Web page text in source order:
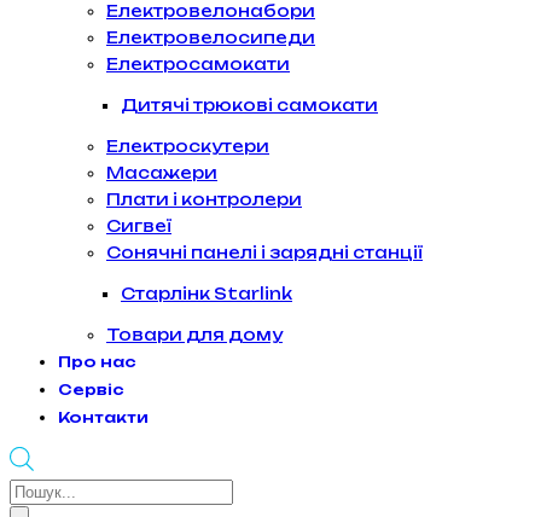
Електровелонабори
Електровелосипеди
Електросамокати
Дитячі трюкові самокати
Електроскутери
Масажери
Плати і контролери
Сигвеї
Сонячні панелі і зарядні станції
Старлінк Starlink
Товари для дому
Про нас
Сервіс
Контакти
Products